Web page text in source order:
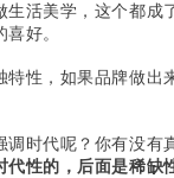
活美学，这个都成
好。
特性，如果品牌做
调时代呢？你有没
代性的，后面是稀缺